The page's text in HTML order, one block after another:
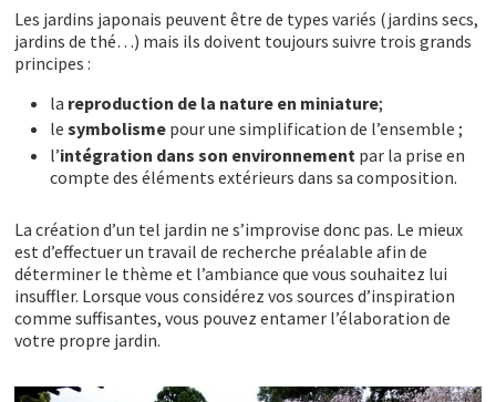
Les jardins japonais peuvent être de types variés (jardins secs,
jardins de thé…) mais ils doivent toujours suivre trois grands
principes :
la reproduction de la nature en miniature;
le symbolismepour une simplification de l’ensemble ;
l’intégration dans son environnement par la prise en
compte des éléments extérieurs dans sa composition.
La création d’un tel jardin ne s’improvise donc pas. Le mieux
est d’effectuer un travail de recherche préalable afin de
déterminer le thème et l’ambiance que vous souhaitez lui
insuffler. Lorsque vous considérez vos sources d’inspiration
comme suffisantes, vous pouvez entamer l’élaboration de
votre propre jardin.